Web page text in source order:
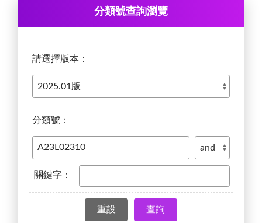
分類號查詢瀏覽
請選擇版本：
分類號：
關鍵字：
查詢